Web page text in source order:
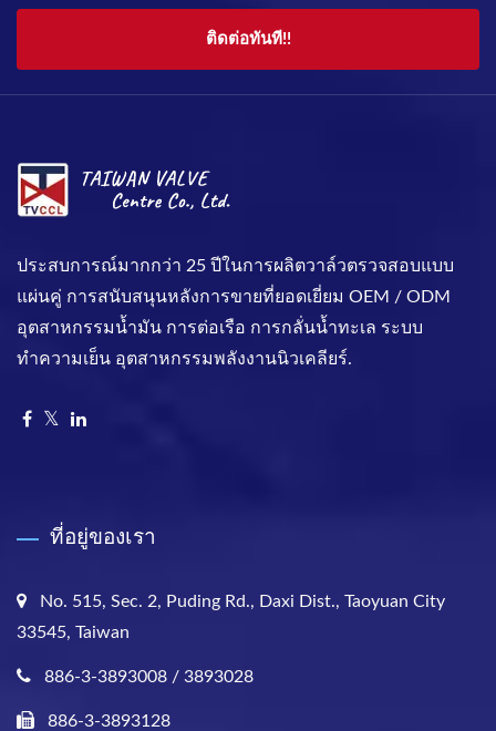
ติดต่อทันที!!
ประสบการณ์มากกว่า 25 ปีในการผลิตวาล์วตรวจสอบแบบ
แผ่นคู่ การสนับสนุนหลังการขายที่ยอดเยี่ยม OEM / ODM
อุตสาหกรรมน้ำมัน การต่อเรือ การกลั่นน้ำทะเล ระบบ
ทำความเย็น อุตสาหกรรมพลังงานนิวเคลียร์.
ที่อยู่ของเรา
No. 515, Sec. 2, Puding Rd., Daxi Dist., Taoyuan City
33545, Taiwan
886-3-3893008 / 3893028
886-3-3893128